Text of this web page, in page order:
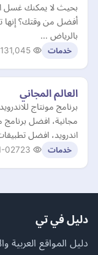
بحيث لا يمكنك غسل
أفضل من وقتك؟
بالرياض …
خدمات
العالم المجاني
برنامج مونتاج
مجانية، افضل برنامج
اندرويد، افضل
خدمات 02
دليل في تي
دليل المواقع العربية